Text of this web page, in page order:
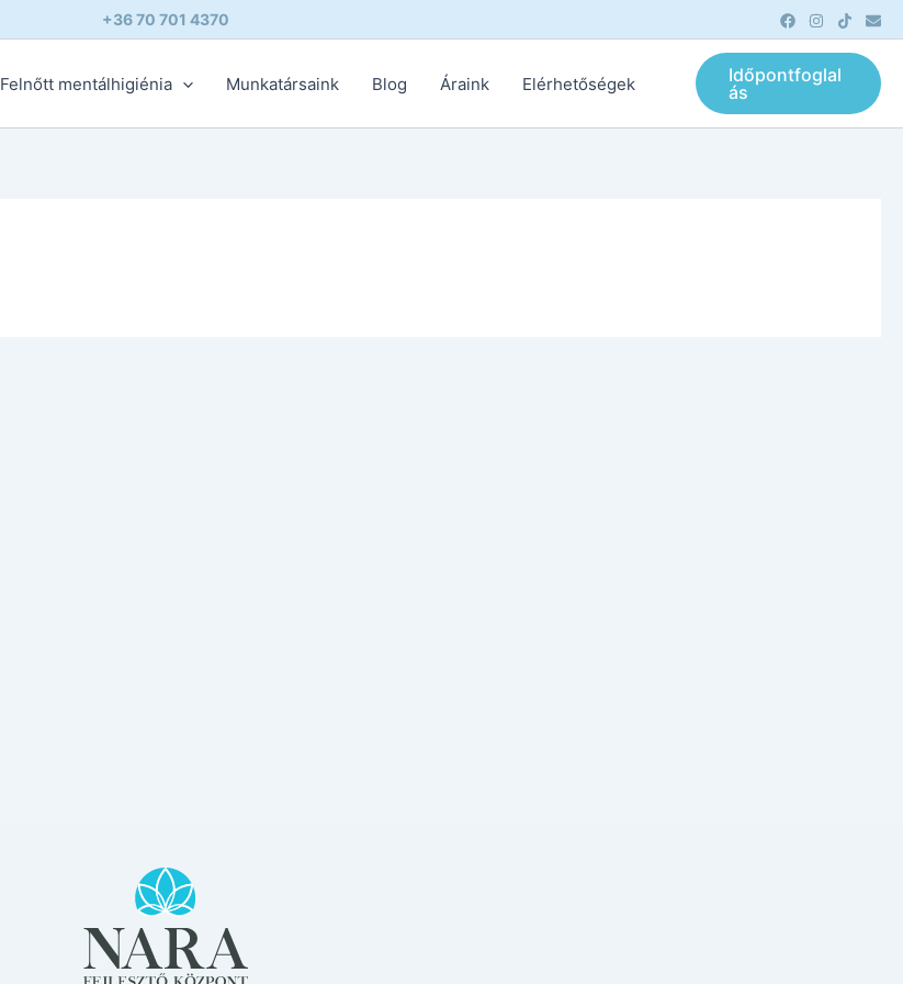
+36 70 701 4370
Felnőtt mentálhigiénia Munkatársaink Blog Áraink Elérhetőségek
Időpontfoglal
ás